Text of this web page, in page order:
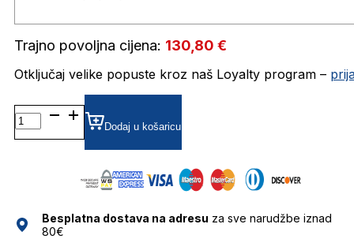
Trajno povoljna cijena: 130,80 €
Otključaj velike popuste kroz naš Loyalty program –
SK0310 SUNČANE
NAOČALE
SWAROVSKI
Dodaj u košaricu
Besplatna dostava na adresu za sve narudžbe iznad
80€